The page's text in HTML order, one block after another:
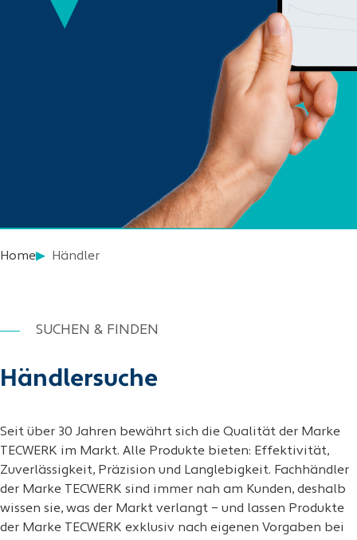
Home Händler
Händlersuche
SUCHEN & FINDEN
Seit über 30 Jahren bewährt sich die Qualität der Marke
TECWERK im Markt. Alle Produkte bieten: Effektivität,
Zuverlässigkeit, Präzision und Langlebigkeit. Fachhändler
der Marke TECWERK sind immer nah am Kunden, deshalb
wissen sie, was der Markt verlangt – und lassen Produkte
der Marke TECWERK exklusiv nach eigenen Vorgaben bei